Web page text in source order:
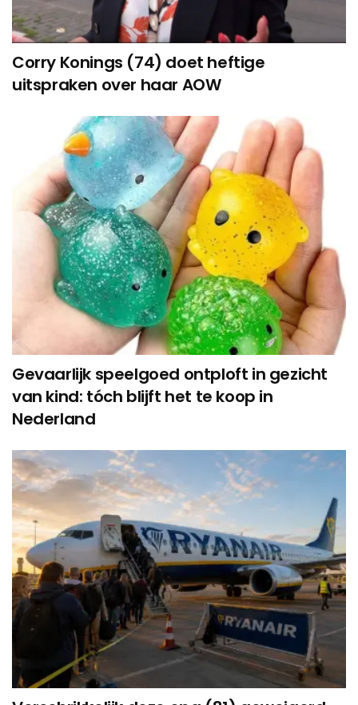
Corry Konings (74) doet heftige
uitspraken over haar AOW
Gevaarlijk speelgoed ontploft in gezicht
van kind: tóch blijft het te koop in
Nederland